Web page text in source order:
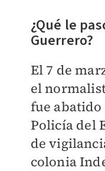
¿Qué le
Guerrero?
El 7 de
el
fue
Policía del
de
colonia